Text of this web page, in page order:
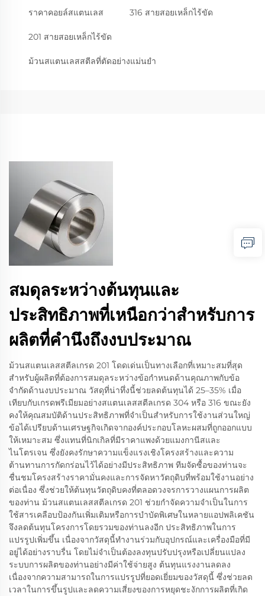
ราคาคอยล์สแตนเลส 316 สายสอยเหล็กไร้ขัด
201 สายสอยเหล็กไร้ขัด
ม้วนสแตนเลสสตีลที่ตัดอย่างแม่นยำ
สมดุลระหว่างต้นทุนและ
ประสิทธิภาพที่เหนือกว่าสำหรับการ
ผลิตที่คำนึงถึงงบประมาณ
ม้วนสแตนเลสสตีลเกรด 201 โดดเด่นเป็นทางเลือกที่เหมาะสมที่สุด
สำหรับผู้ผลิตที่ต้องการสมดุลระหว่างข้อกำหนดด้านคุณภาพกับข้อ
จำกัดด้านงบประมาณ วัสดุที่น่าทึ่งนี้ช่วยลดต้นทุนได้ 25–35% เมื่อ
เทียบกับเกรดพรีเมียมอย่างสแตนเลสสตีลเกรด 304 หรือ 316 ขณะยัง
คงให้คุณสมบัติด้านประสิทธิภาพที่จำเป็นสำหรับการใช้งานส่วนใหญ่
ข้อได้เปรียบด้านเศรษฐกิจเกิดจากองค์ประกอบโลหะผสมที่ถูกออกแบบ
ให้เหมาะสม ซึ่งแทนที่นิกเกิลที่มีราคาแพงด้วยแมงกานีสและ
ไนโตรเจน ซึ่งยังคงรักษาความแข็งแรงเชิงโครงสร้างและความ
ต้านทานการกัดกร่อนไว้ได้อย่างมีประสิทธิภาพ ทีมจัดซื้อของท่านจะ
ชื่นชมโครงสร้างราคามั่นคงและการจัดหาวัตถุดิบที่พร้อมใช้งานอย่าง
ต่อเนื่อง ซึ่งช่วยให้ต้นทุนวัตถุดิบคงที่ตลอดวงจรการวางแผนการผลิต
ของท่าน ม้วนสแตนเลสสตีลเกรด 201 ช่วยกำจัดความจำเป็นในการ
ใช้สารเคลือบป้องกันเพิ่มเติมหรือการบำบัดพิเศษในหลายแอปพลิเคชัน
จึงลดต้นทุนโครงการโดยรวมของท่านลงอีก ประสิทธิภาพในการ
แปรรูปเพิ่มขึ้น เนื่องจากวัสดุนี้ทำงานร่วมกับอุปกรณ์และเครื่องมือที่มี
อยู่ได้อย่างราบรื่น โดยไม่จำเป็นต้องลงทุนปรับปรุงหรือเปลี่ยนแปลง
ระบบการผลิตของท่านอย่างมีค่าใช้จ่ายสูง ต้นทุนแรงงานลดลง
เนื่องจากความสามารถในการแปรรูปที่ยอดเยี่ยมของวัสดุนี้ ซึ่งช่วยลด
เวลาในการขึ้นรูปและลดความเสี่ยงของการหยุดชะงักการผลิตที่เกิด